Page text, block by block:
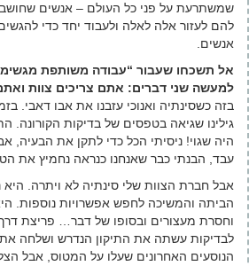
שמשתרעת על פני כל העולם – אנשים
להם לעזור אלה לאלה ולעבוד יחד כדי
אנשים.
אל תשכחו שעבור “עבודה משותפת
למעשה שני דברים: אתם צריכים צוות
בזה כשסינתיה ואנוכי עזבנו את אבו דאבי.
גילינו שגיאה בטפסים של בדיקות הקורונה.
היה שגוי! ניסיתי הכל כדי לתקן את הבעיה,
עבד, הבנתי כבר שאנחנו כנראה נחמיץ את
אבל חברת הצוות שלי סינתיה לא ויתרה.
הביתה והמשיכה לחפש אפשרויות נוספות.
וחסרת מעצורים ובסופו של דבר… פריצת
לבדיקות עשתה את התיקון הנדרש ושלחה את
הנוסעים האחרונים שעלו על המטוס, אבל